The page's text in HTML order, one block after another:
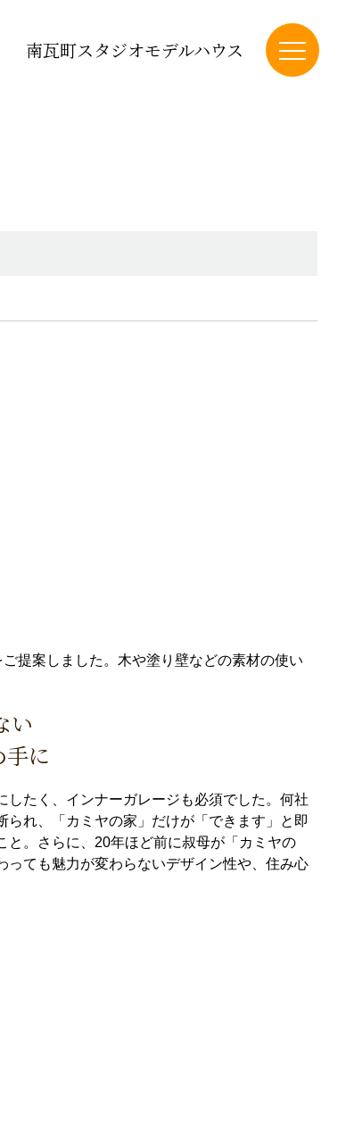
南瓦町スタジオモデルハウス
提案しました。木や塗り壁などの素材の使い
い
に
たく、インナーガレージも必須でした。何社
れ、「カミヤの家」だけが「できます」と即
と。さらに、20年ほど前に叔母が「カミヤの
っても魅力が変わらないデザイン性や、住み心